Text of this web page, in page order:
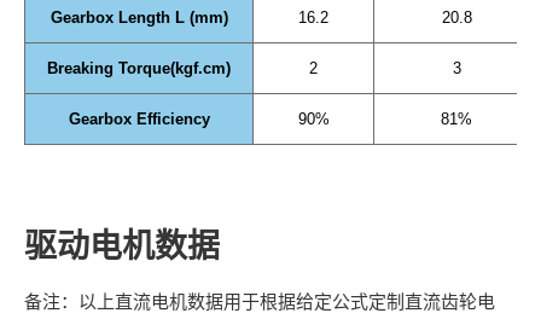
Gearbox Length L (mm) 16.2 20.8
Breaking Torque(kgf.cm) 2 3
Gearbox Efficiency 90% 81%
驱动电机数据
备注：以上直流电机数据用于根据给定公式定制直流齿轮电